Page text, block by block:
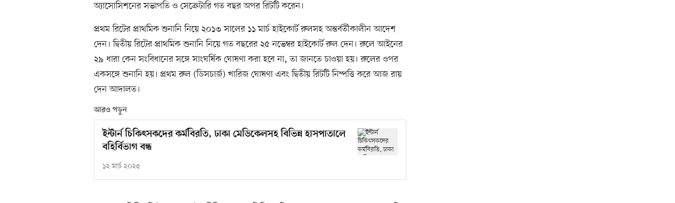
অ্যাসোসিশনের সভাপতি ও সেক্রেটারি গত বছর অপর রিটটি করেন।
প্রথম রিটের প্রাথমিক শুনানি নিয়ে ২০১৩ সালের ১১ মার্চ হাইকোর্ট রুলসহ অন্তর্বর্তীকালীন আদেশ
দেন। দ্বিতীয় রিটের প্রাথমিক শুনানি নিয়ে গত বছরের ২৫ নভেম্বর হাইকোর্ট রুল দেন। রুলে আইনের
২৯ ধারা কেন সংবিধানের সঙ্গে সাংঘর্ষিক ঘোষণা করা হবে না, তা জানতে চাওয়া হয়। রুলের ওপর
একসঙ্গে শুনানি হয়। প্রথম রুল (ডিসচার্জ) খারিজ ঘোষণা এবং দ্বিতীয় রিটটি নিষ্পত্তি করে আজ রায়
দেন আদালত।
আরও পড়ুন
ইন্টার্ন চিকিৎসকদের কর্মবিরতি, ঢাকা মেডিকেলসহ বিভিন্ন হাসপাতালে
বহির্বিভাগ বন্ধ
১২ মার্চ ২০২৫